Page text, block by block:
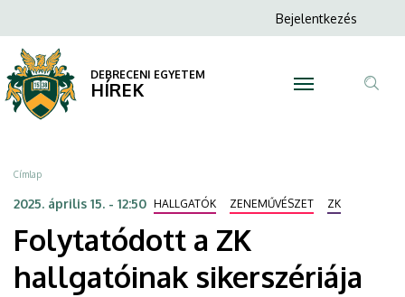
ZK
hallgatóinak
sikerszériája
DEBRECENI
EGYETEM
a
tartalomra
Anonim
menüje
Bejelentkezés
DEBRECENI EGYETEM
HÍREK
Morzsa
Címlap
2025. április 15. - 12:50 HALLGATÓK ZENEMŰVÉSZET ZK
Folytatódott a ZK
hallgatóinak sikerszériája